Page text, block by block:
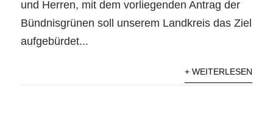
und Herren, mit dem vorliegenden Antrag der
Bündnisgrünen soll unserem Landkreis das Ziel
aufgebürdet...
+ WEITERLESEN